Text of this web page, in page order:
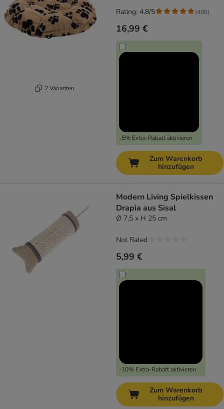
2 Varianten
16,99 €
-5% Extra-Rabatt aktivieren
Rating: 4.8/5 (486)
Zum Warenkorb
hinzufügen
Modern Living Spielkissen
Drapia aus Sisal
Ø 7,5 x H 25 cm
5,99 €
-10% Extra-Rabatt aktivieren
Not Rated
Zum Warenkorb
hinzufügen